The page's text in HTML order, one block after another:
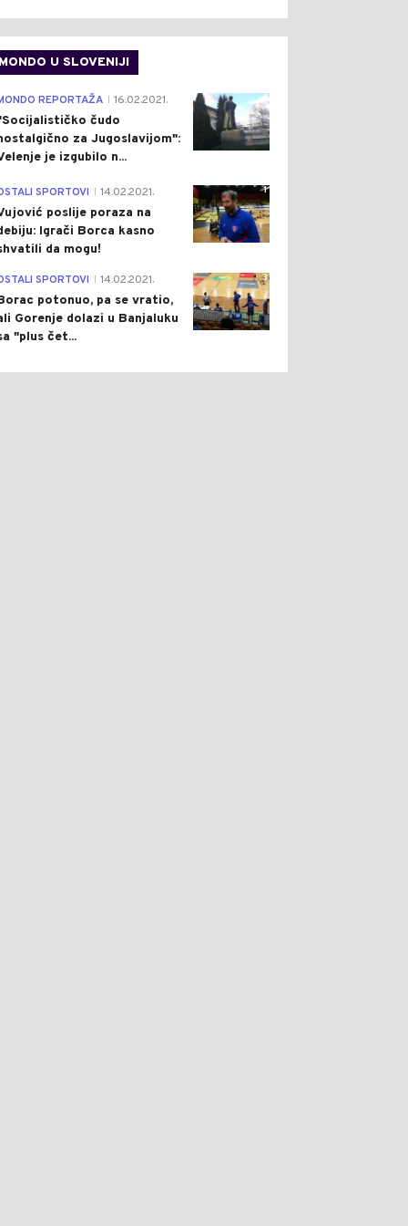
MONDO U SLOVENIJI
4
REPORTAŽA 16.02.2021.
čudo
za Jugoslavijom":
je izgubilo n...
1
SPORTOVI 14.02.2021.
poslije poraza na
Igrači Borca kasno
da mogu!
3
SPORTOVI 14.02.2021.
potonuo, pa se vratio,
Gorenje dolazi u Banjaluku
"plus čet...